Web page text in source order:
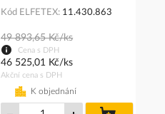
Kód ELFETEX 11.430.863
Cena s DPH
49 893,65 Kč/ks
Akční cena s DPH
46 525,01 Kč/ks
K objednání